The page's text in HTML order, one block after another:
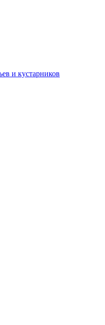
и кустарников